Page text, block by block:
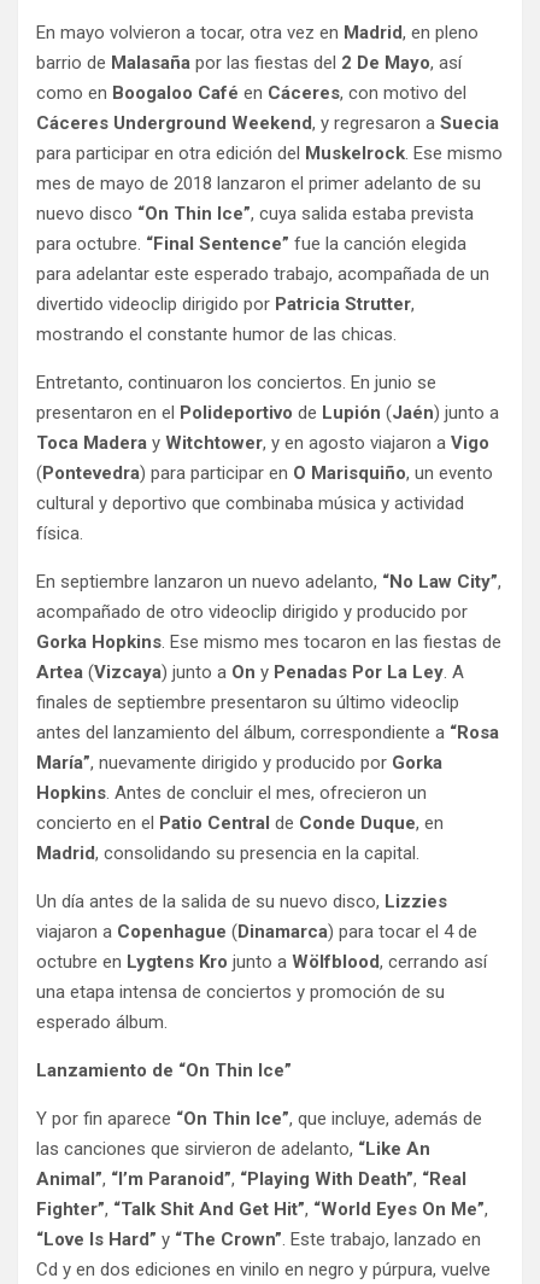
En mayo volvieron a tocar, otra vez en Madrid, en pleno
barrio de Malasaña por las fiestas del 2 De Mayo, así
como en Boogaloo Café en Cáceres, con motivo del
Cáceres Underground Weekend, y regresaron a Suecia
para participar en otra edición del Muskelrock. Ese mismo
mes de mayo de 2018 lanzaron el primer adelanto de su
nuevo disco “On Thin Ice”, cuya salida estaba prevista
para octubre. “Final Sentence” fue la canción elegida
para adelantar este esperado trabajo, acompañada de un
divertido videoclip dirigido por Patricia Strutter,
mostrando el constante humor de las chicas.
Entretanto, continuaron los conciertos. En junio se
presentaron en el Polideportivo de Lupión (Jaén) junto a
Toca Madera y Witchtower, y en agosto viajaron a Vigo
(Pontevedra) para participar en O Marisquiño, un evento
cultural y deportivo que combinaba música y actividad
física.
En septiembre lanzaron un nuevo adelanto, “No Law City”,
acompañado de otro videoclip dirigido y producido por
Gorka Hopkins. Ese mismo mes tocaron en las fiestas de
Artea (Vizcaya) junto a On y Penadas Por La Ley. A
finales de septiembre presentaron su último videoclip
antes del lanzamiento del álbum, correspondiente a “Rosa
María”, nuevamente dirigido y producido por Gorka
Hopkins. Antes de concluir el mes, ofrecieron un
concierto en el Patio Central de Conde Duque, en
Madrid, consolidando su presencia en la capital.
Un día antes de la salida de su nuevo disco, Lizzies
viajaron a Copenhague (Dinamarca) para tocar el 4 de
octubre en Lygtens Kro junto a Wölfblood, cerrando así
una etapa intensa de conciertos y promoción de su
esperado álbum.
Lanzamiento de “On Thin Ice”
Y por fin aparece “On Thin Ice”, que incluye, además de
las canciones que sirvieron de adelanto, “Like An
Animal”, “I’m Paranoid”, “Playing With Death”, “Real
Fighter”, “Talk Shit And Get Hit”, “World Eyes On Me”,
“Love Is Hard” y “The Crown”. Este trabajo, lanzado en
Cd y en dos ediciones en vinilo en negro y púrpura, vuelve